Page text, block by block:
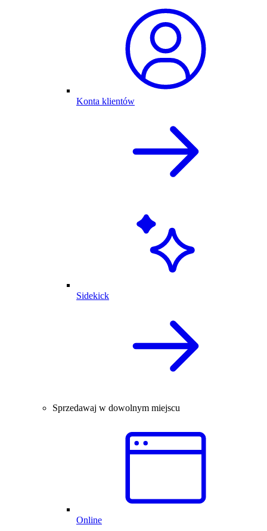
Konta klientów
Sidekick
Sprzedawaj w dowolnym miejscu
Online